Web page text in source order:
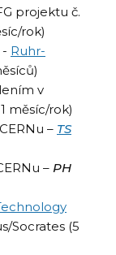
projektu č.
rok)
Ruhr-
v
měsíc/rok)
– TS
– PH
Socrates (5